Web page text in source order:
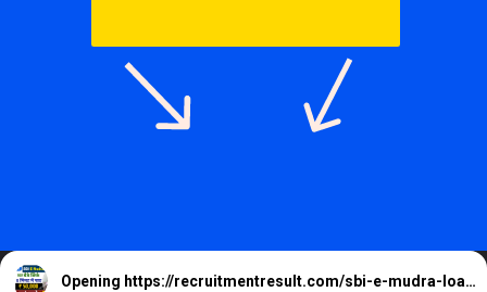
Opening https://recruitmentresult.com/sbi-e-mudra-loan-apply-2023/